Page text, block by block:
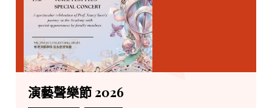
演藝聲樂節 2026